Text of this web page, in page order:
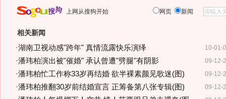
上网从搜狗开始 网页 新闻
相关新闻
10-01-
·湖南卫视动感"跨年" 真情流露快乐演绎
09-12-
·潘玮柏演出被"催婚" 承认曾遭"劈腿"有阴影
09-12-
·潘玮柏忙工作称33岁再结婚 欲半裸素颜见歌迷(图)
09-12-
·潘玮柏推翻30岁前结婚宣言 正筹备第八张专辑(图)